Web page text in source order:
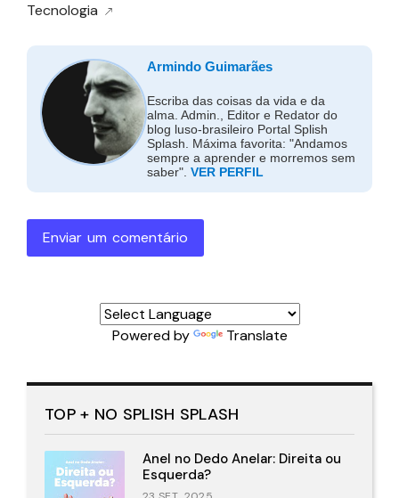
Tecnologia
Armindo Guimarães
Escriba das coisas da vida e da
alma. Admin., Editor e Redator do
blog luso-brasileiro Portal Splish
Splash. Máxima favorita: "Andamos
sempre a aprender e morremos sem
saber". VER PERFIL
Enviar um comentário
Powered by Translate
TOP + NO SPLISH SPLASH
Anel no Dedo Anelar: Direita ou
Esquerda?